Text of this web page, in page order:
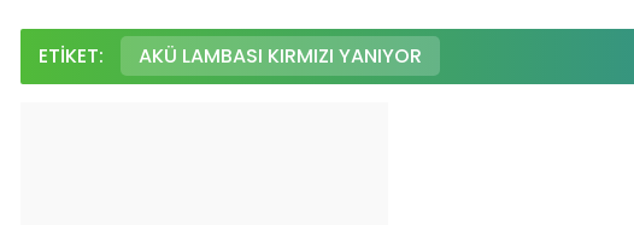
ETIKET: AKÜ LAMBASI KIRMIZI YANIYOR